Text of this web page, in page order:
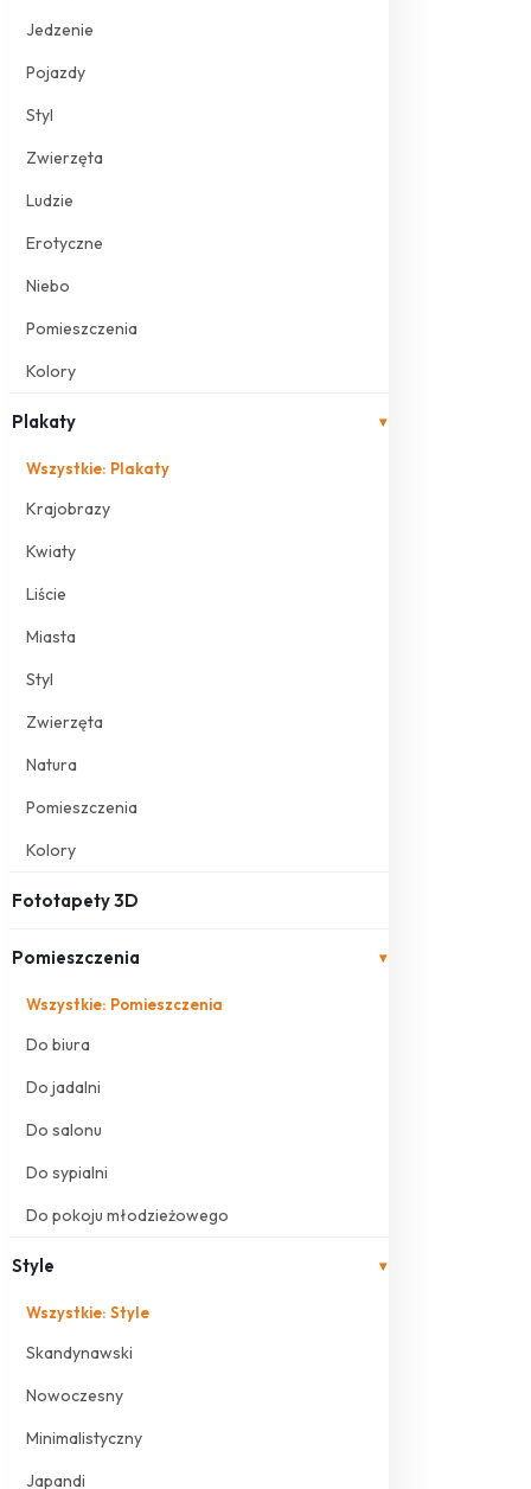
Jedzenie
Pojazdy
Styl
Zwierzęta
Ludzie
Erotyczne
Niebo
Pomieszczenia
Kolory
Plakaty ▾
Wszystkie: Plakaty
Krajobrazy
Kwiaty
Liście
Miasta
Styl
Zwierzęta
Natura
Pomieszczenia
Kolory
Fototapety 3D
Pomieszczenia ▾
Wszystkie: Pomieszczenia
Do biura
Do jadalni
Do salonu
Do sypialni
Do pokoju młodzieżowego
Style ▾
Wszystkie: Style
Skandynawski
Nowoczesny
Minimalistyczny
Japandi